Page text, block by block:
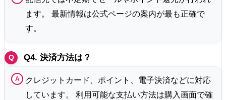
ます。 最新情報は公式ページの案内が最も正確で
す。
Q4. 決済方法は？
クレジットカード、ポイント、電子決済などに対応
しています。 利用可能な支払い方法は購入画面で確